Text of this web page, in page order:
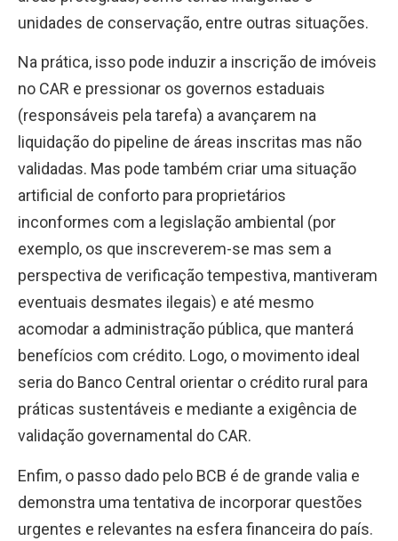
unidades de conservação, entre outras situações.
Na prática, isso pode induzir a inscrição de imóveis
no CAR e pressionar os governos estaduais
(responsáveis pela tarefa) a avançarem na
liquidação do pipeline de áreas inscritas mas não
validadas. Mas pode também criar uma situação
artificial de conforto para proprietários
inconformes com a legislação ambiental (por
exemplo, os que inscreverem-se mas sem a
perspectiva de verificação tempestiva, mantiveram
eventuais desmates ilegais) e até mesmo
acomodar a administração pública, que manterá
benefícios com crédito. Logo, o movimento ideal
seria do Banco Central orientar o crédito rural para
práticas sustentáveis e mediante a exigência de
validação governamental do CAR.
Enfim, o passo dado pelo BCB é de grande valia e
demonstra uma tentativa de incorporar questões
urgentes e relevantes na esfera financeira do país.